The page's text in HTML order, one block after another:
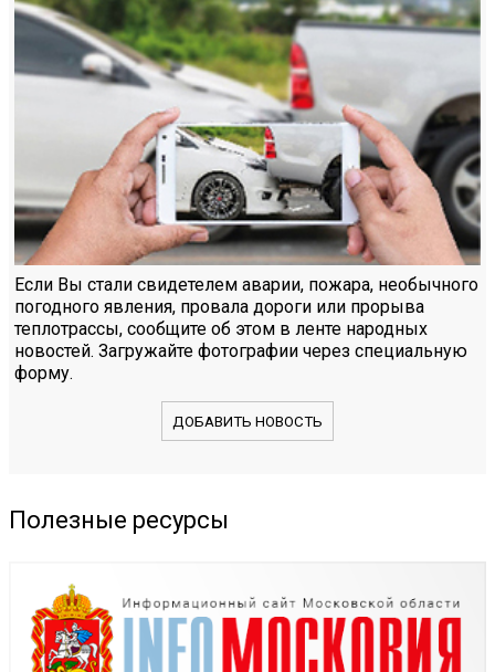
Если Вы стали свидетелем аварии, пожара, необычного
погодного явления, провала дороги или прорыва
теплотрассы, сообщите об этом в ленте народных
новостей. Загружайте фотографии через специальную
форму.
ДОБАВИТЬ НОВОСТЬ
Полезные ресурсы